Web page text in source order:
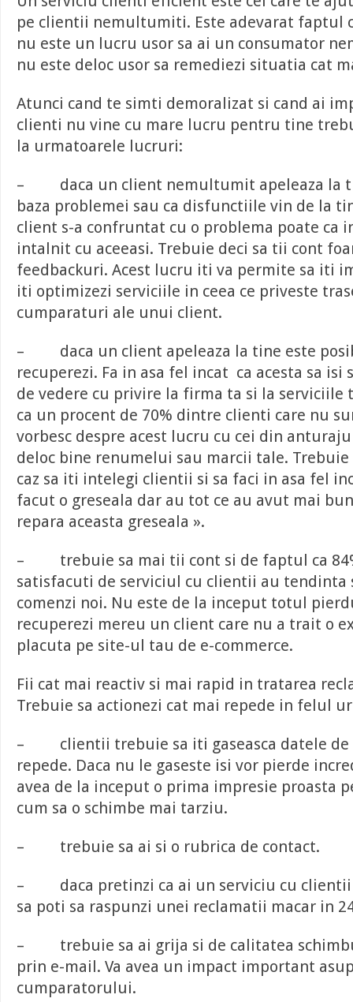
pe clientii nemultumiti. Este adevarat faptul
nu este un lucru usor sa ai un consumator
nu este deloc usor sa remediezi situatia cat
Atunci cand te simti demoralizat si cand ai
clienti nu vine cu mare lucru pentru tine
la urmatoarele lucruri:
– daca un client nemultumit apeleaza la
baza problemei sau ca disfunctiile vin de la
client s-a confruntat cu o problema poate ca
intalnit cu aceeasi. Trebuie deci sa tii cont
feedbackuri. Acest lucru iti va permite sa iti
iti optimizezi serviciile in ceea ce priveste
cumparaturi ale unui client.
– daca un client apeleaza la tine este
recuperezi. Fa in asa fel incat ca acesta sa isi
de vedere cu privire la firma ta si la serviciile
ca un procent de 70% dintre clienti care nu
vorbesc despre acest lucru cu cei din
deloc bine renumelui sau marcii tale. Trebuie
caz sa iti intelegi clientii si sa faci in asa fel
facut o greseala dar au tot ce au avut mai
repara aceasta greseala ».
– trebuie sa mai tii cont si de faptul ca
satisfacuti de serviciul cu clientii au tendinta
comenzi noi. Nu este de la inceput totul
recuperezi mereu un client care nu a trait o
placuta pe site-ul tau de e-commerce.
Fii cat mai reactiv si mai rapid in tratarea
Trebuie sa actionezi cat mai repede in felul
– clientii trebuie sa iti gaseasca datele de
repede. Daca nu le gaseste isi vor pierde
avea de la inceput o prima impresie proasta
cum sa o schimbe mai tarziu.
– trebuie sa ai si o rubrica de contact.
– daca pretinzi ca ai un serviciu cu clientii
sa poti sa raspunzi unei reclamatii macar in
– trebuie sa ai grija si de calitatea
prin e-mail. Va avea un impact important
cumparatorului.